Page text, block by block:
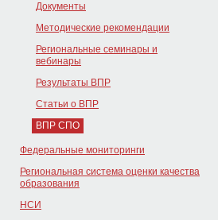
Документы
Методические рекомендации
Региональные семинары и
вебинары
Результаты ВПР
Статьи о ВПР
ВПР СПО
Федеральные мониторинги
Региональная система оценки качества
образования
НСИ